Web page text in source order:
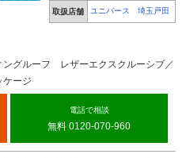
取扱店舗 ユニバース 埼玉戸田
ングルーフ レザーエクスクルーシブ／
ケージ
電話で相談
無料 0120-070-960